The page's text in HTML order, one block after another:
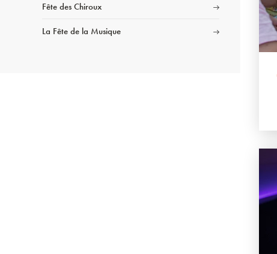
Fête des Chiroux
La Fête de la Musique